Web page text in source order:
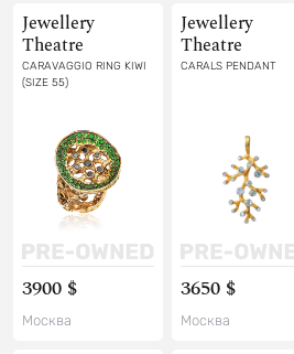
Jewellery
Theatre
CARAVAGGIO RING KIWI
(SIZE 55)
3900 $
Москва
Jewellery
Theatre
CARALS PENDANT
3650 $
Москва